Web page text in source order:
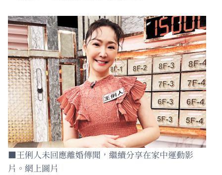
■王俐人未回應離婚傳聞，繼續分享在家中運動影
片。網上圖片